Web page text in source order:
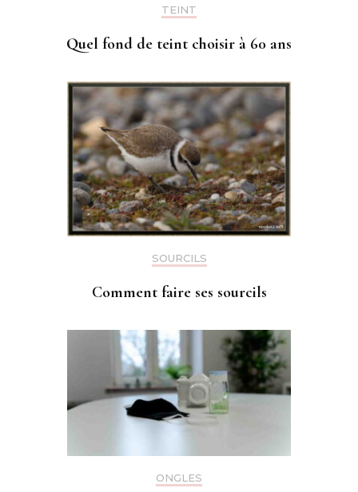
TEINT
Quel fond de teint choisir à 60 ans
SOURCILS
Comment faire ses sourcils
ONGLES